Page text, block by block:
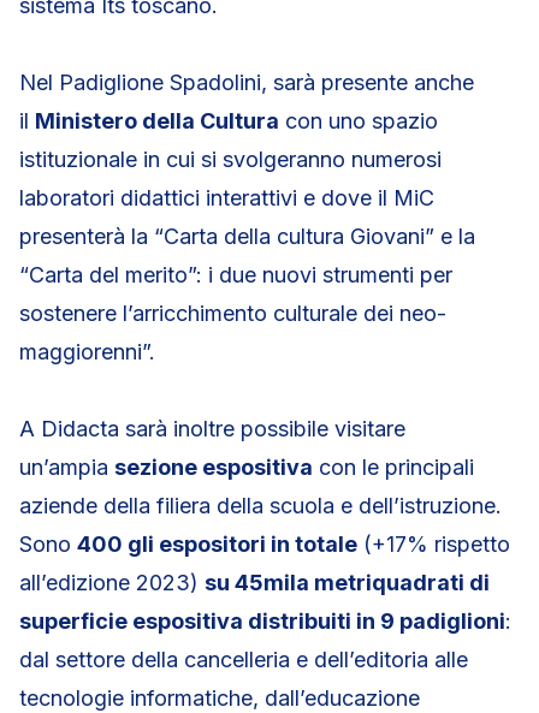
sistema Its toscano.
Nel Padiglione Spadolini, sarà presente anche
il Ministero della Cultura con uno spazio
istituzionale in cui si svolgeranno numerosi
laboratori didattici interattivi e dove il MiC
presenterà la “Carta della cultura Giovani” e la
“Carta del merito”: i due nuovi strumenti per
sostenere l’arricchimento culturale dei neo-
maggiorenni”.
A Didacta sarà inoltre possibile visitare
un’ampia sezione espositiva con le principali
aziende della filiera della scuola e dell’istruzione.
Sono 400 gli espositori in totale (+17% rispetto
all’edizione 2023) su 45mila metriquadrati di
superficie espositiva distribuiti in 9 padiglioni:
dal settore della cancelleria e dell’editoria alle
tecnologie informatiche, dall’educazione